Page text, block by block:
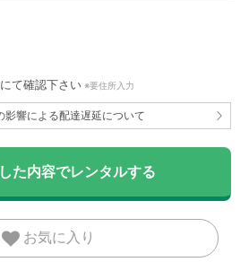
て確認下さい ※要住所入力
影響による配達遅延について
お気に入り